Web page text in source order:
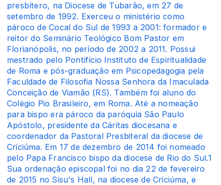
presbítero, na Diocese de Tubarão, em 27 de
setembro de 1992. Exerceu o ministério como
pároco de Cocal do Sul de 1993 a 2001: formador e
reitor do Seminário Teológico Bom Pastor em
Florianópolis, no período de 2002 a 2011. Possui
mestrado pelo Pontifício Instituto de Espiritualidade
de Roma e pós-graduação em Psicopedagogia pela
Faculdade de Filosofia Nossa Senhora da Imaculada
Conceição de Viamão (RS). Também foi aluno do
Colégio Pio Brasileiro, em Roma. Até a nomeação
para bispo era pároco da paróquia São Paulo
Apóstolo, presidente da Cáritas diocesana e
coordenador da Pastoral Presbiteral da diocese de
Criciúma. Em 17 de dezembro de 2014 foi nomeado
pelo Papa Francisco bispo da diocese de Rio do Sul.1
Sua ordenação episcopal foi no dia 22 de fevereiro
de 2015 no Sisu's Hall, na diocese de Criciúma, e